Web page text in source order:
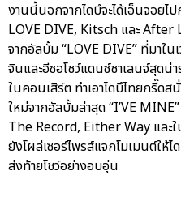
งานนี้นอกจากไดบึจะได้เอ็นจอยไ
LOVE DIVE, Kitsch และ After
จากอัลบั้ม “LOVE DIVE” ที่มาใน
จินและอีซอโชว์แดนซ์ชาเลนจ์สุด
ในคอนเสิร์ต ทำเอาไดบึไทยกรี๊ดส
ใหม่จากอัลบั้มล่าสุด “I’VE
The Record, Either Way และ
ยังโผล่เซอร์ไพรส์แจกโมเมนต์ให้
ส่งท้ายโชว์อย่างอบอุ่น